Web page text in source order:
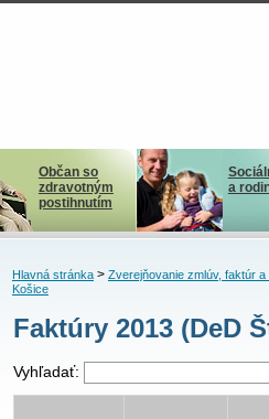
Občan so
zdravotným
postihnutím
a
Hlavná stránka> Zverejňovanie zmlúv, faktúr a
Košice
Faktúry 2013 (DeD
Vyhľadať: